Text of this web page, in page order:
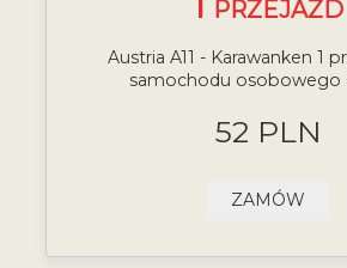
PRZEJAZD
Austria A11 - Karawanken 1
samochodu osobowego
52 PLN
ZAMÓW